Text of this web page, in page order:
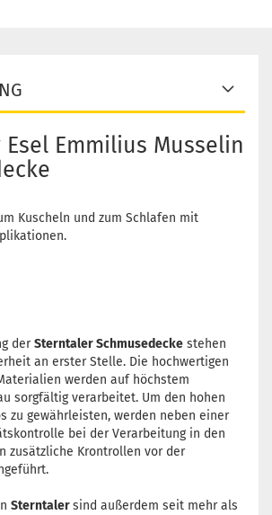
Emmilius Musselin
Kuscheln und zum Schlafen mit
derSterntaler Schmusedecke stehen
an erster Stelle. Die hochwertigen
werden auf höchstem
sorgfältig verarbeitet. Um den hohen
zu gewährleisten, werden neben einer
bei der Verarbeitung in den
zusätzliche Krontrollen vor der
Sterntalersind außerdem seit mehr als